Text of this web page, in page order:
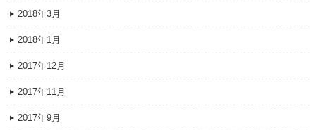
2018年3月
2018年1月
2017年12月
2017年11月
2017年9月